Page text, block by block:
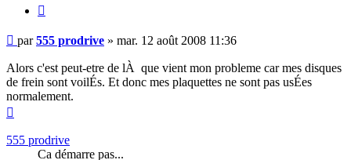
Message
non
lu
par555 prodrive » mar. 12 août 2008 11:36
Alors c'est peut-etre de lÀ que vient mon probleme car mes disques
de frein sont voilÉs. Et donc mes plaquettes ne sont pas usÉes
normalement.
555 prodrive
Ca démarre pas...